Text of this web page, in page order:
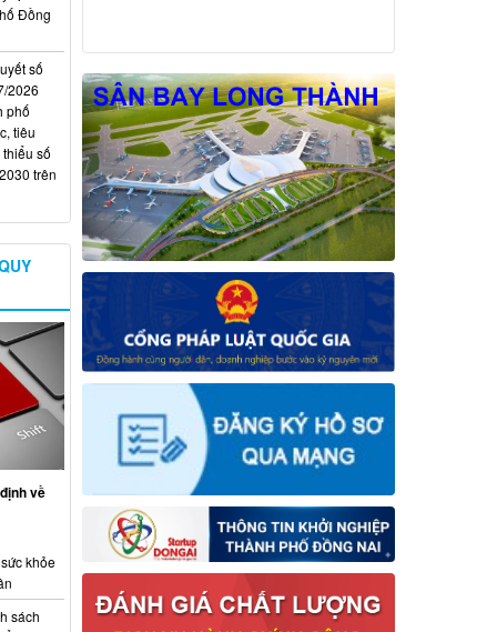
Đồng
số
2026
phố
tiêu
số
trên
về
khỏe
sách